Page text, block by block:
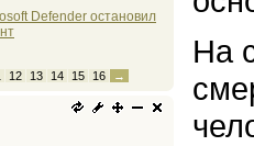
Defender остановил
12 13 14 15 16 →
На